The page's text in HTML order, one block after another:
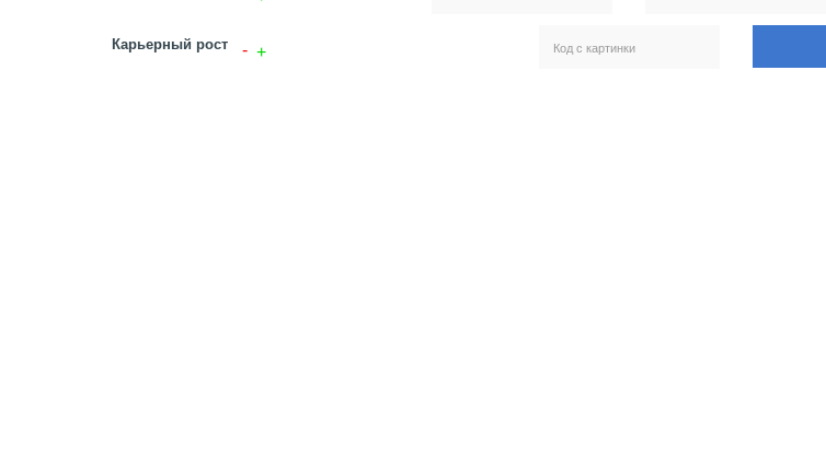
Карьерный рост